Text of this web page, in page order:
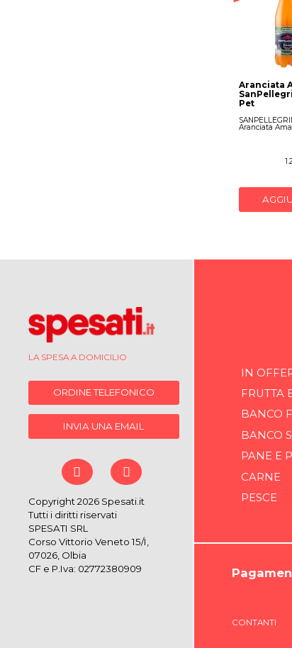
Aranciata
Pet
Aranciata
LA SPESA A DOMICILIO
ORDINE TELEFONICO
INVIA UNA EMAIL
Copyright 2026 Spesati.it
Tutti i diritti riservati
SPESATI SRL
Corso Vittorio Veneto 15/I,
07026, Olbia
CF e P.Iva: 02772380909
IN
FRUTTA
BANCO
BANCO
PANE E
CARNE
PESCE
CONTANTI